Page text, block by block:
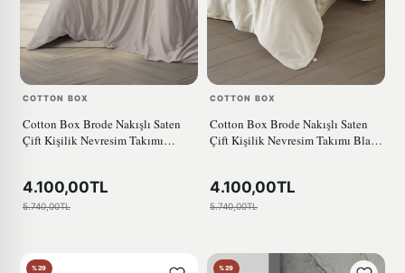
COTTON BOX
Cotton Box Brode Nakışlı Saten
Çift Kişilik Nevresim Takımı
4.100,00TL
5.740,00TL
COTTON BOX
Cotton Box Brode Nakışlı Saten
Çift Kişilik Nevresim Takımı Blade
4.100,00TL
5.740,00TL
%29 %29